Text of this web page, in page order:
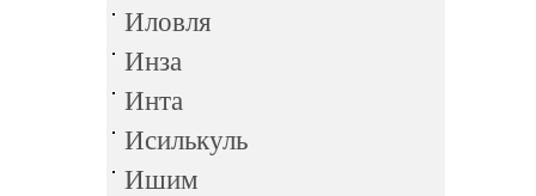
Иловля
Инза
Инта
Исилькуль
Ишим